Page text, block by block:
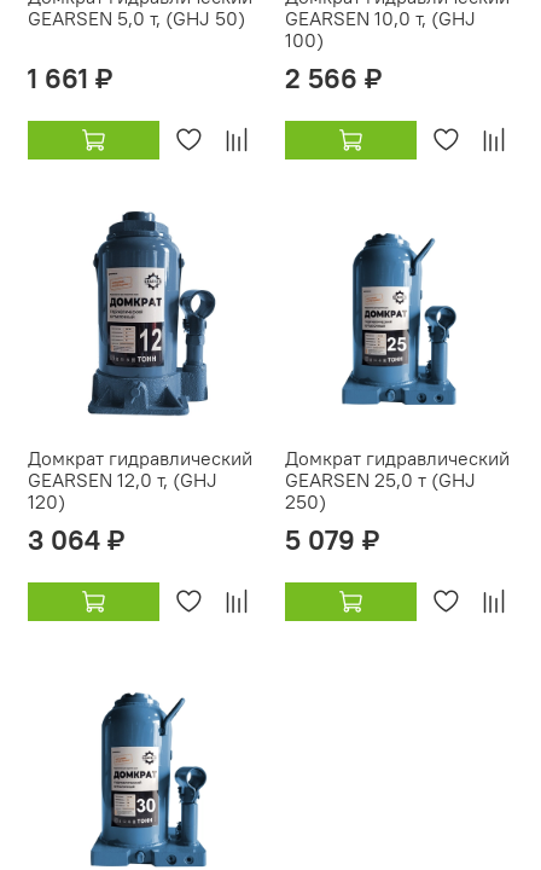
GEARSEN 5,0 т, (GHJ 50)
1 661 ₽
GEARSEN 10,0 т, (GHJ
100)
2 566 ₽
Домкрат гидравлический
GEARSEN 12,0 т, (GHJ
120)
3 064 ₽
Домкрат гидравлический
GEARSEN 25,0 т (GHJ
250)
5 079 ₽